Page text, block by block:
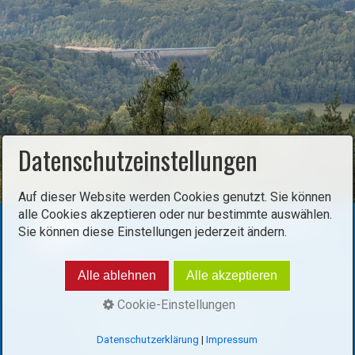
Startseite Kontakt
Impressum
© 2025 aktiv durch Sachsen
Datenschutzeinstellungen
Auf dieser Website werden Cookies genutzt. Sie können
alle Cookies akzeptieren oder nur bestimmte auswählen.
Sie können diese Einstellungen jederzeit ändern.
Alle ablehnen Alle akzeptieren
Cookie-Einstellungen
Datenschutzerklärung |Impressum